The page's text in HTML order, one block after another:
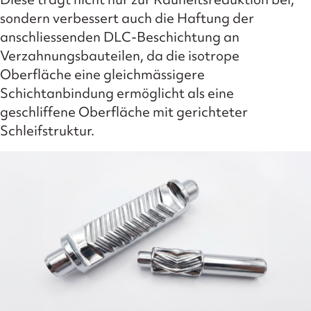
sondern verbessert auch die Haftung der
anschliessenden DLC-Beschichtung an
Verzahnungsbauteilen, da die isotrope
Oberfläche eine gleichmässigere
Schichtanbindung ermöglicht als eine
geschliffene Oberfläche mit gerichteter
Schleifstruktur.